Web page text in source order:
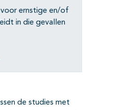
ernstige en/of
in die gevallen
de studies met